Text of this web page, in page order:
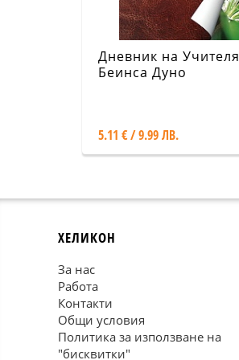
Дневник на Учителя
Беинса Дуно
5.11 € / 9.99 ЛВ.
ХЕЛИКОН
За нас
Работа
Контакти
Общи условия
Политика за използване на
"бисквитки"